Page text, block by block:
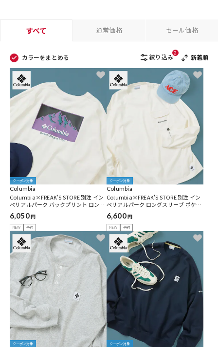
すべて 通常価格 セール価格
カラーをまとめる 絞り込み
2
新着順
クーポン対象
Columbia
Columbia×FREAK'S STORE 別注 イン
ペリアルパーク バックプリント ロング
スリーブTシャツ 【限定展開】
6,050円
NEW 予約
クーポン対象
Columbia
Columbia×FREAK'S STORE 別注 イン
ペリアルパーク ロングスリーブ ポケッ
トTシャツ 【限定展開】
6,600円
NEW 予約
クーポン対象 クーポン対象